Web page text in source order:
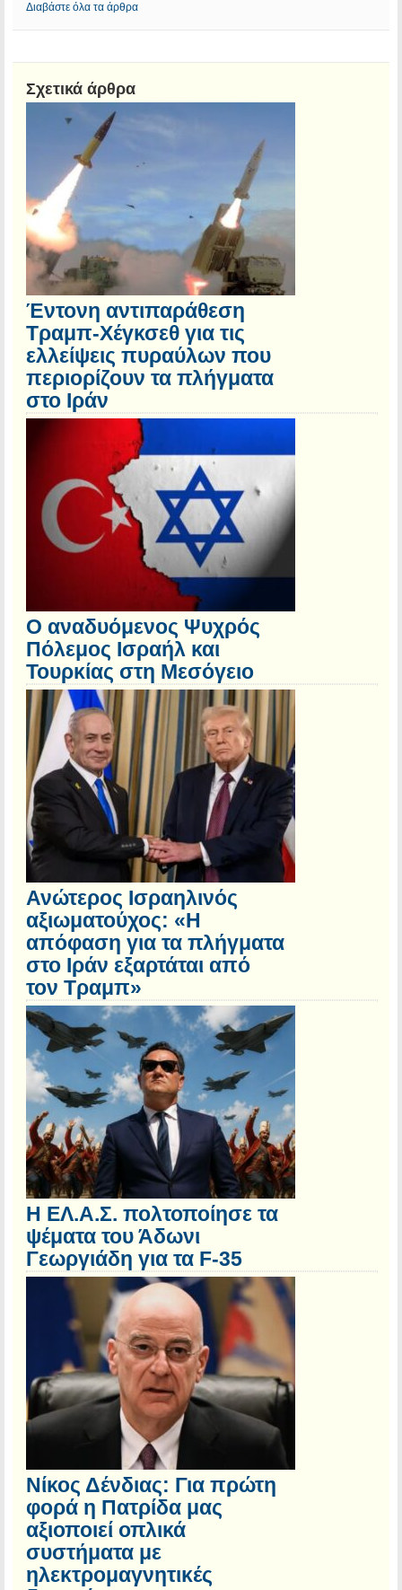
Διαβάστε όλα τα άρθρα
Σχετικά άρθρα
Έντονη αντιπαράθεση
Τραμπ-Χέγκσεθ για τις
ελλείψεις πυραύλων που
περιορίζουν τα πλήγματα
στο Ιράν
Ο αναδυόμενος Ψυχρός
Πόλεμος Ισραήλ και
Τουρκίας στη Μεσόγειο
Ανώτερος Ισραηλινός
αξιωματούχος: «Η
απόφαση για τα πλήγματα
στο Ιράν εξαρτάται από
τον Τραμπ»
Η ΕΛ.Α.Σ. πολτοποίησε τα
ψέματα του Άδωνι
Γεωργιάδη για τα F-35
Νίκος Δένδιας: Για πρώτη
φορά η Πατρίδα μας
αξιοποιεί οπλικά
συστήματα με
ηλεκτρομαγνητικές